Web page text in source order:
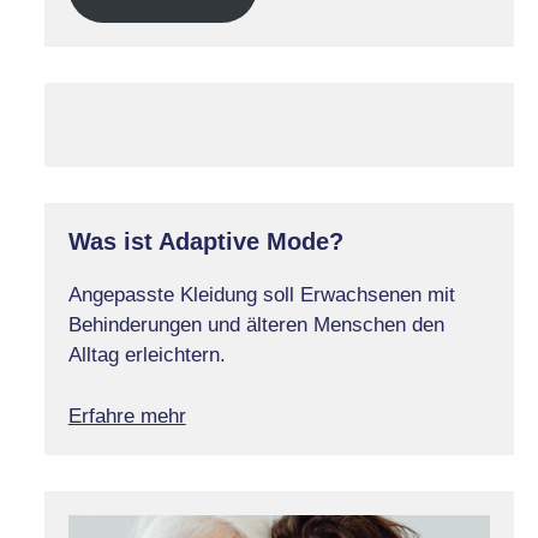
Was ist Adaptive Mode?
Angepasste Kleidung soll Erwachsenen mit
Behinderungen und älteren Menschen den
Alltag erleichtern.
Erfahre mehr